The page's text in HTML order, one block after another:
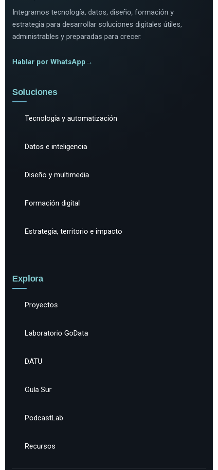
Integramos tecnología, datos, diseño, formación y
estrategia para desarrollar soluciones digitales útiles,
administrables y preparadas para crecer.
Hablar por WhatsApp →
Soluciones
Tecnología y automatización
Datos e inteligencia
Diseño y multimedia
Formación digital
Estrategia, territorio e impacto
Explora
Proyectos
Laboratorio GoData
DATU
Guía Sur
PodcastLab
Recursos